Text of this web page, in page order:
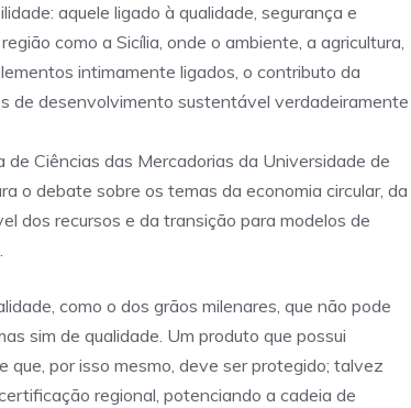
aquele ligado à qualidade, segurança e
como a Sicília, onde o ambiente, a agricultura,
intimamente ligados, o contributo da
de desenvolvimento sustentável verdadeiramente
Ciências das Mercadorias da Universidade de
o debate sobre os temas da economia circular, da
dos recursos e da transição para modelos de
como o dos grãos milenares, que não pode
sim de qualidade. Um produto que possui
por isso mesmo, deve ser protegido; talvez
regional, potenciando a cadeia de